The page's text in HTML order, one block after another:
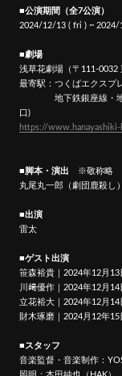
■公演期間（全7公演）
2024/12/13 ( fri ) ~ 2024/
■劇場
浅草花劇場（〒111-0032
最寄駅：つくばエクスプ
地下鉄銀座線・地下
口)
https://
■脚本・​演出 ※敬称略
丸尾丸一郎（劇団鹿殺し）
■出演
雷太
■ゲスト出演
笹森裕貴｜2024年12月13
川﨑優作｜2024年12月
立花裕大｜2024年12月14
財木琢磨｜2024月12年15
■スタッフ
音楽監督・音楽制作：